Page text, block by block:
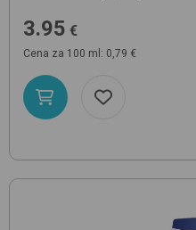
3.95 €
Cena za 100 ml: 0,79 €